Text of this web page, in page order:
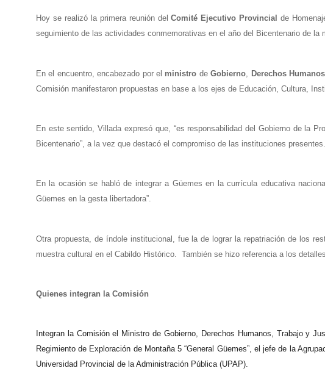
Hoy se realizó la primera reunión delComité Ejecutivo Provincial de
seguimiento de las actividades conmemorativas en el año del Bicentenario de la
En el encuentro, encabezado por el ministro deGobierno, Derechos Humanos
Comisión manifestaron propuestas en base a los ejes de Educación, Cultura,
En este sentido, Villada expresó que, “es responsabilidad del Gobierno de la
Bicentenario”, a la vez que destacó el compromiso de las instituciones presentes.
En la ocasión se habló de integrar a Güemes en la currícula educativa
Güemes en la gesta libertadora”.
Otra propuesta, de índole institucional, fue la de lograr la repatriación de los
muestra cultural en el Cabildo Histórico. También se hizo referencia a los
Quienes integran la Comisión
Integran la Comisión el Ministro de Gobierno, Derechos Humanos, Trabajo y
Regimiento de Exploración de Montaña 5 “General Güemes”, el jefe de la
Universidad Provincial de la Administración Pública (UPAP).